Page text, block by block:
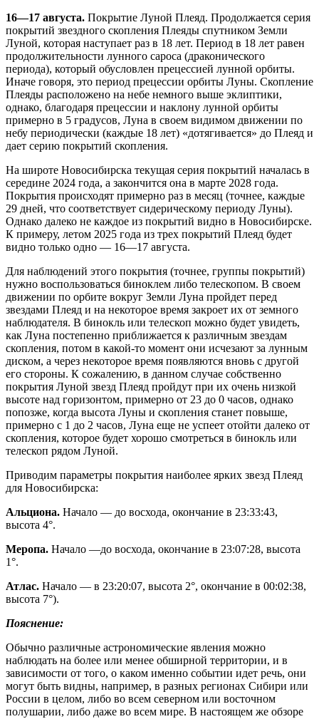
16—17 августа. Покрытие Луной Плеяд. Продолжается серия
покрытий звездного скопления Плеяды спутником Земли
Луной, которая наступает раз в 18 лет. Период в 18 лет равен
продолжительности лунного сароса (драконического
периода), который обусловлен прецессией лунной орбиты.
Иначе говоря, это период прецессии орбиты Луны. Скопление
Плеяды расположено на небе немного выше эклиптики,
однако, благодаря прецессии и наклону лунной орбиты
примерно в 5 градусов, Луна в своем видимом движении по
небу периодически (каждые 18 лет) «дотягивается» до Плеяд и
дает серию покрытий скопления.
На широте Новосибирска текущая серия покрытий началась в
середине 2024 года, а закончится она в марте 2028 года.
Покрытия происходят примерно раз в месяц (точнее, каждые
29 дней, что соответствует сидерическому периоду Луны).
Однако далеко не каждое из покрытий видно в Новосибирске.
К примеру, летом 2025 года из трех покрытий Плеяд будет
видно только одно — 16—17 августа.
Для наблюдений этого покрытия (точнее, группы покрытий)
нужно воспользоваться биноклем либо телескопом. В своем
движении по орбите вокруг Земли Луна пройдет перед
звездами Плеяд и на некоторое время закроет их от земного
наблюдателя. В бинокль или телескоп можно будет увидеть,
как Луна постепенно приближается к различным звездам
скопления, потом в какой-то момент они исчезают за лунным
диском, а через некоторое время появляются вновь с другой
его стороны. К сожалению, в данном случае собственно
покрытия Луной звезд Плеяд пройдут при их очень низкой
высоте над горизонтом, примерно от 23 до 0 часов, однако
попозже, когда высота Луны и скопления станет повыше,
примерно с 1 до 2 часов, Луна еще не успеет отойти далеко от
скопления, которое будет хорошо смотреться в бинокль или
телескоп рядом Луной.
Приводим параметры покрытия наиболее ярких звезд Плеяд
для Новосибирска:
Альциона. Начало — до восхода, окончание в 23:33:43,
высота 4°.
Меропа. Начало —до восхода, окончание в 23:07:28, высота
1°.
Атлас. Начало — в 23:20:07, высота 2°, окончание в 00:02:38,
высота 7°).
Пояснение:
Обычно различные астрономические явления можно
наблюдать на более или менее обширной территории, и в
зависимости от того, о каком именно событии идет речь, они
могут быть видны, например, в разных регионах Сибири или
России в целом, либо во всем северном или восточном
полушарии, либо даже во всем мире. В настоящем же обзоре